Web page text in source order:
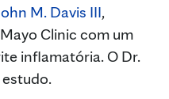
M. Davis III,
Clinic com um
inflamatória. O Dr.